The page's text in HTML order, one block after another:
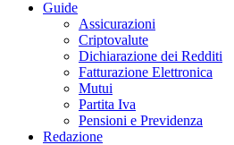
Guide
Assicurazioni
Criptovalute
Dichiarazione dei Redditi
Fatturazione Elettronica
Mutui
Partita Iva
Pensioni e Previdenza
Redazione